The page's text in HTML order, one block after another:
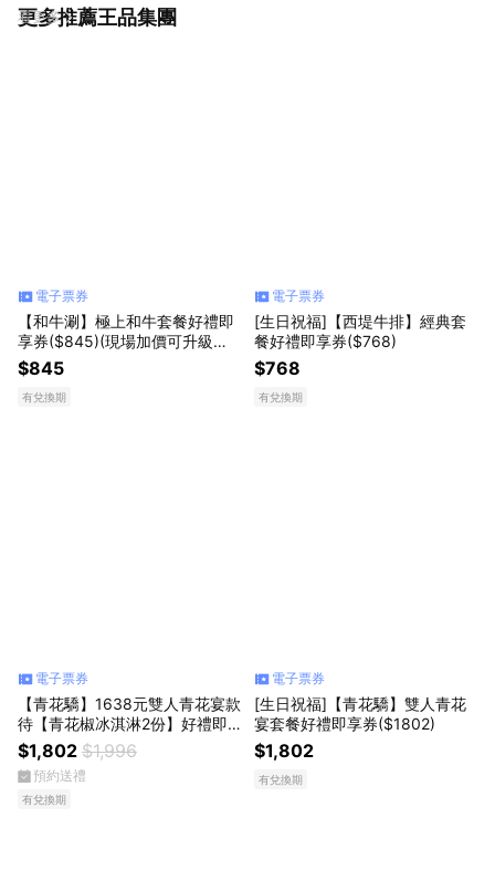
更多推薦王品集團
看更多
電子票券
【和牛涮】極上和牛套餐好禮即
享券($845)(現場加價可升級其
他套餐)
$845
有兌換期
電子票券
[生日祝福]【西堤牛排】經典套
餐好禮即享券($768)
$768
有兌換期
電子票券
【青花驕】1638元雙人青花宴款
待【青花椒冰淇淋2份】好禮即
享券(一次抵用型)
$1,802 $1,996
預約送禮
有兌換期
電子票券
[生日祝福]【青花驕】雙人青花
宴套餐好禮即享券($1802)
$1,802
有兌換期